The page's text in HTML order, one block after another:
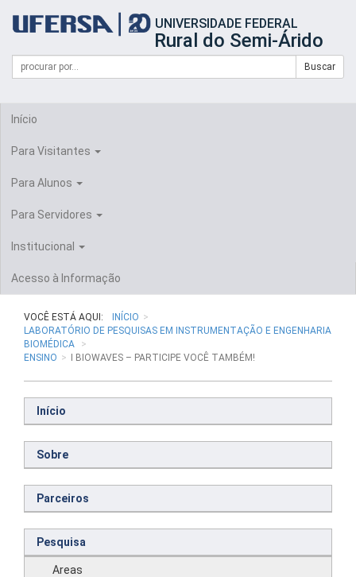
portal
UFERSA
UNIVERSIDADE FEDERAL
Rural do Semi-Árido
Formulário
Busca
Campo
de
Buscar
Início
Para Visitantes
Para Alunos
Para Servidores
Institucional
Acesso à Informação
VOCÊ ESTÁ AQUI:
INÍCIO
LABORATÓRIO DE PESQUISAS EM INSTRUMENTAÇÃO E ENGENHARIA
BIOMÉDICA
ENSINO
I BIOWAVES – PARTICIPE VOCÊ TAMBÉM!
Início
Sobre
Parceiros
Pesquisa
Areas